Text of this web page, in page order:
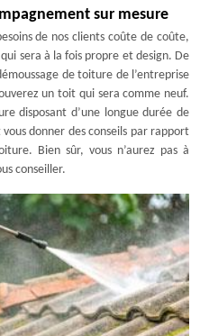
sur mesure
de nos clients coûte de coûte,
sera à la fois propre et design. De
de toiture de l’entreprise
un toit qui sera comme neuf.
disposant d’une longue durée de
donner des conseils par rapport
Bien sûr, vous n’aurez pas à
conseiller.